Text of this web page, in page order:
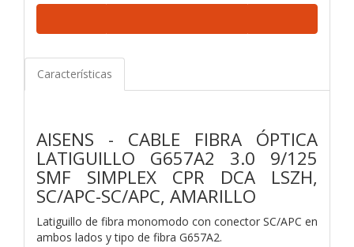
Características
AISENS - CABLE FIBRA ÓPTICA
LATIGUILLO G657A2 3.0 9/125
SMF SIMPLEX CPR DCA LSZH,
SC/APC-SC/APC, AMARILLO
Latiguillo de fibra monomodo con conector SC/APC en
ambos lados y tipo de fibra G657A2.